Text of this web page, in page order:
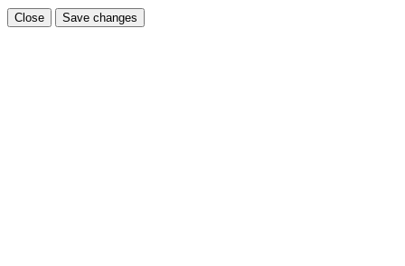
Close Save changes